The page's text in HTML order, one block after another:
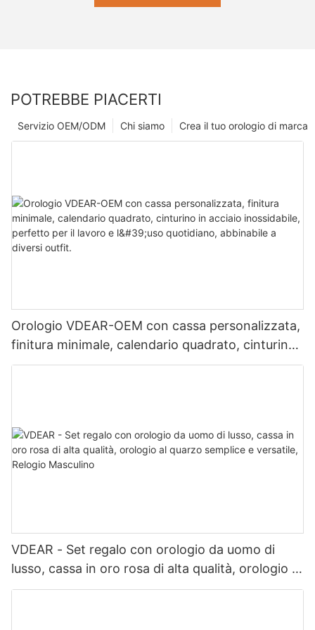
POTREBBE PIACERTI
Crea il tuo orologio di marca
Chi siamo
Servizio OEM/ODM
Orologio VDEAR-OEM con cassa personalizzata,
finitura minimale, calendario quadrato, cinturino
in acciaio inossidabile, perfetto per il lavoro e
VDEAR - Set regalo con orologio da uomo di
lusso, cassa in oro rosa di alta qualità, orologio al
quarzo semplice e versatile, Relogio Masculino